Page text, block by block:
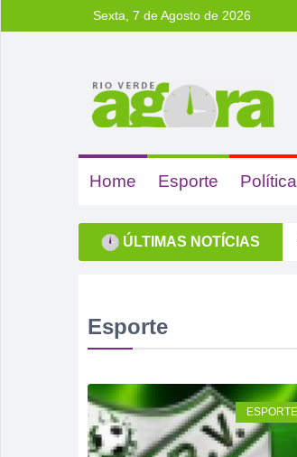
Sexta, 7 de Agosto de 2026
Home Esporte Política
ÚLTIMAS NOTÍCIAS
Esporte
ESPORTE